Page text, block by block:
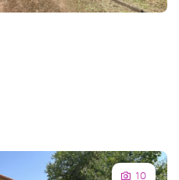
10